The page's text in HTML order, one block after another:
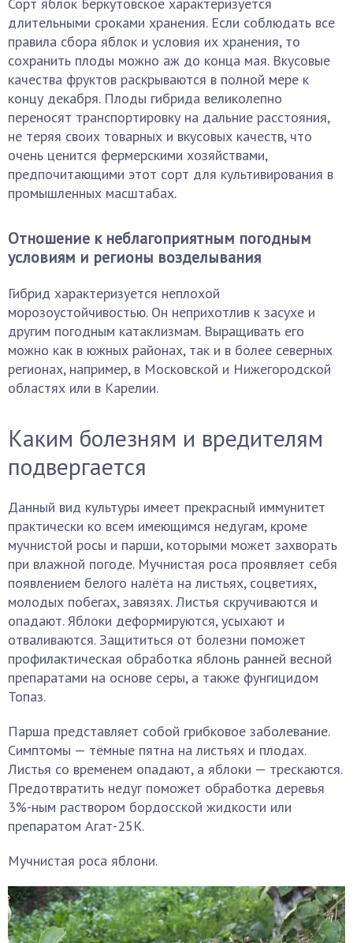
длительными сроками хранения. Если соблюдать все
правила сбора яблок и условия их хранения, то
сохранить плоды можно аж до конца мая. Вкусовые
качества фруктов раскрываются в полной мере к
концу декабря. Плоды гибрида великолепно
переносят транспортировку на дальние расстояния,
не теряя своих товарных и вкусовых качеств, что
очень ценится фермерскими хозяйствами,
предпочитающими этот сорт для культивирования в
промышленных масштабах.
Отношение к неблагоприятным погодным
условиям и регионы возделывания
Гибрид характеризуется неплохой
морозоустойчивостью. Он неприхотлив к засухе и
другим погодным катаклизмам. Выращивать его
можно как в южных районах, так и в более северных
регионах, например, в Московской и Нижегородской
областях или в Карелии.
Каким болезням и вредителям
подвергается
Данный вид культуры имеет прекрасный иммунитет
практически ко всем имеющимся недугам, кроме
мучнистой росы и парши, которыми может захворать
при влажной погоде. Мучнистая роса проявляет себя
появлением белого налёта на листьях, соцветиях,
молодых побегах, завязях. Листья скручиваются и
опадают. Яблоки деформируются, усыхают и
отваливаются. Защититься от болезни поможет
профилактическая обработка яблонь ранней весной
препаратами на основе серы, а также фунгицидом
Топаз.
Парша представляет собой грибковое заболевание.
Симптомы — тёмные пятна на листьях и плодах.
Листья со временем опадают, а яблоки — трескаются.
Предотвратить недуг поможет обработка деревья
3%-ным раствором бордосской жидкости или
препаратом Агат-25К.
Мучнистая роса яблони.